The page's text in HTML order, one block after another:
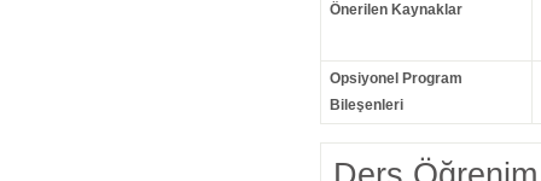
Önerilen Kaynaklar
Opsiyonel Program
Bileşenleri